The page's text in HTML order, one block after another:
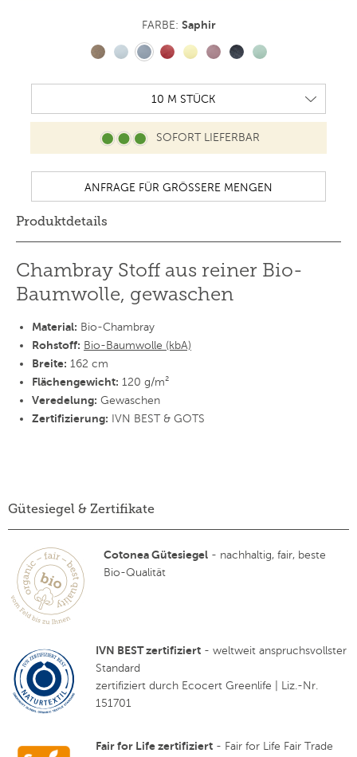
FARBE: Saphir
SOFORT LIEFERBAR
Produktdetails
Chambray Stoff aus reiner Bio-
Baumwolle, gewaschen
Material: Bio-Chambray
Rohstoff: Bio-Baumwolle (kbA)
Breite: 162 cm
Flächengewicht: 120 g/m²
Veredelung: Gewaschen
Zertifizierung: IVN BEST & GOTS
Gütesiegel & Zertifikate
Cotonea Gütesiegel - nachhaltig, fair, beste
Bio-Qualität
IVN BEST zertifiziert - weltweit anspruchsvollster
Standard
zertifiziert durch Ecocert Greenlife | Liz.-Nr.
151701
Fair for Life zertifiziert - Fair for Life Fair Trade